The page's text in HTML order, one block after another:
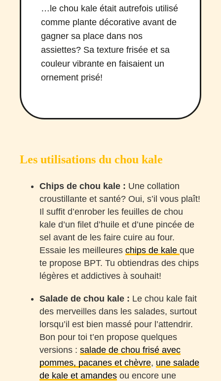
…le chou kale était autrefois utilisé
comme plante décorative avant de
gagner sa place dans nos
assiettes? Sa texture frisée et sa
couleur vibrante en faisaient un
ornement prisé!
Les utilisations du chou kale
Chips de chou kale : Une collation
croustillante et santé? Oui, s’il vous plaît!
Il suffit d’enrober les feuilles de chou
kale d’un filet d’huile et d’une pincée de
sel avant de les faire cuire au four.
Essaie les meilleures chips de kale que
te propose BPT. Tu obtiendras des chips
légères et addictives à souhait!
Salade de chou kale : Le chou kale fait
des merveilles dans les salades, surtout
lorsqu’il est bien massé pour l’attendrir.
Bon pour toi t’en propose quelques
versions : salade de chou frisé avec
pommes, pacanes et chèvre, une salade
de kale et amandes ou encore une